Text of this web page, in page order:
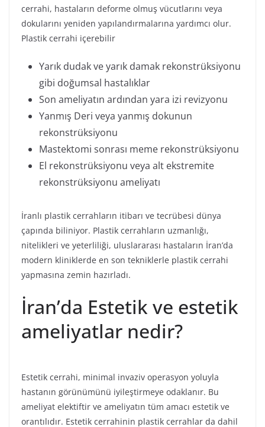
cerrahi, hastaların deforme olmuş vücutlarını veya
dokularını yeniden yapılandırmalarına yardımcı olur.
Plastik cerrahi içerebilir
Yarık dudak ve yarık damak rekonstrüksiyonu
gibi doğumsal hastalıklar
Son ameliyatın ardından yara izi revizyonu
Yanmış Deri veya yanmış dokunun
rekonstrüksiyonu
Mastektomi sonrası meme rekonstrüksiyonu
El rekonstrüksiyonu veya alt ekstremite
rekonstrüksiyonu ameliyatı
İranlı plastik cerrahların itibarı ve tecrübesi dünya
çapında biliniyor. Plastik cerrahların uzmanlığı,
nitelikleri ve yeterliliği, uluslararası hastaların İran’da
modern kliniklerde en son tekniklerle plastik cerrahi
yapmasına zemin hazırladı.
İran’da Estetik ve estetik
ameliyatlar nedir?
Estetik cerrahi, minimal invaziv operasyon yoluyla
hastanın görünümünü iyileştirmeye odaklanır. Bu
ameliyat elektiftir ve ameliyatın tüm amacı estetik ve
orantılıdır. Estetik cerrahinin plastik cerrahlar da dahil